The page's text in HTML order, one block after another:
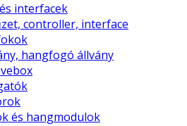
interfacek
controller, interface
hangfogó állvány
és hangmodulok